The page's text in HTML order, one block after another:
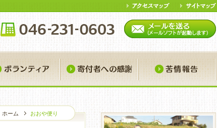
ボランティア 寄付者への感謝
おおや便り
ホーム おおや便り